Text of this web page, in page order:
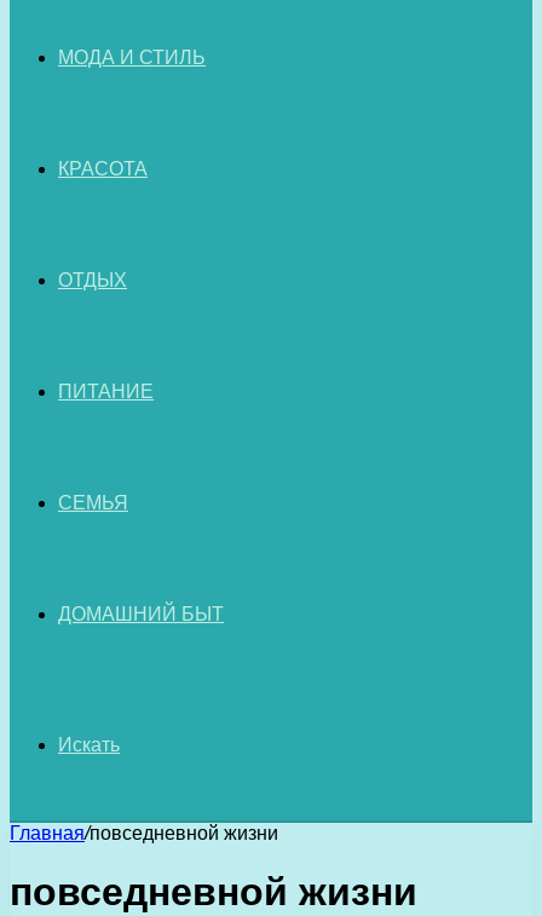
МОДА И СТИЛЬ
КРАСОТА
ОТДЫХ
ПИТАНИЕ
СЕМЬЯ
ДОМАШНИЙ БЫТ
Искать
Главная/повседневной жизни
повседневной жизни